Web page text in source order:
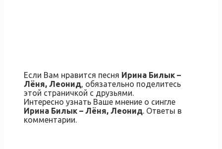
Если Вам нравится песня Ирина Билык –
Лёня, Леонид, обязательно поделитесь
этой страничкой с друзьями.
Интересно узнать Ваше мнение о сингле
Ирина Билык – Лёня, Леонид. Ответы в
комментарии.